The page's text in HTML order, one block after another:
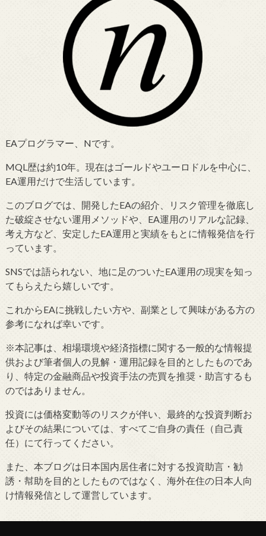
EAプログラマー、Nです。
MQL歴は約10年。現在はゴールドやユーロドルを中心に、
EA運用だけで生活しています。
このブログでは、開発したEAの紹介、リスク管理を徹底し
た破綻させない運用メソッドや、EA運用のリアルな記録、
考え方など、安定したEA運用と実績をもとに情報発信を行
っています。
SNSでは語られない、地に足のついたEA運用の現実を知っ
てもらえたら嬉しいです。
これからEAに挑戦したい方や、副業として興味がある方の
参考になれば幸いです。
※本記事は、相場環境や経済指標に関する一般的な情報提
供および筆者個人の見解・運用記録を目的としたものであ
り、特定の金融商品や投資手法の売買を推奨・助言するも
のではありません。
投資には価格変動等のリスクが伴い、最終的な投資判断お
よびその結果については、すべてご自身の責任（自己責
任）にて行ってください。
また、本ブログは日本国内居住者に対する投資助言・勧
誘・幇助を目的としたものではなく、海外在住の日本人向
け情報発信として運営しています。